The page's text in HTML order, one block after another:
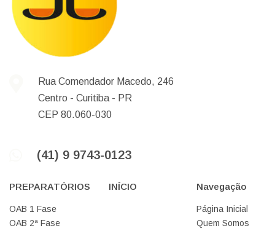
Rua Comendador Macedo, 246
Centro - Curitiba - PR
CEP 80.060-030
(41) 9 9743-0123
PREPARATÓRIOS
OAB 1 Fase
OAB 2ª Fase
INÍCIO Navegação
Página Inicial
Quem Somos